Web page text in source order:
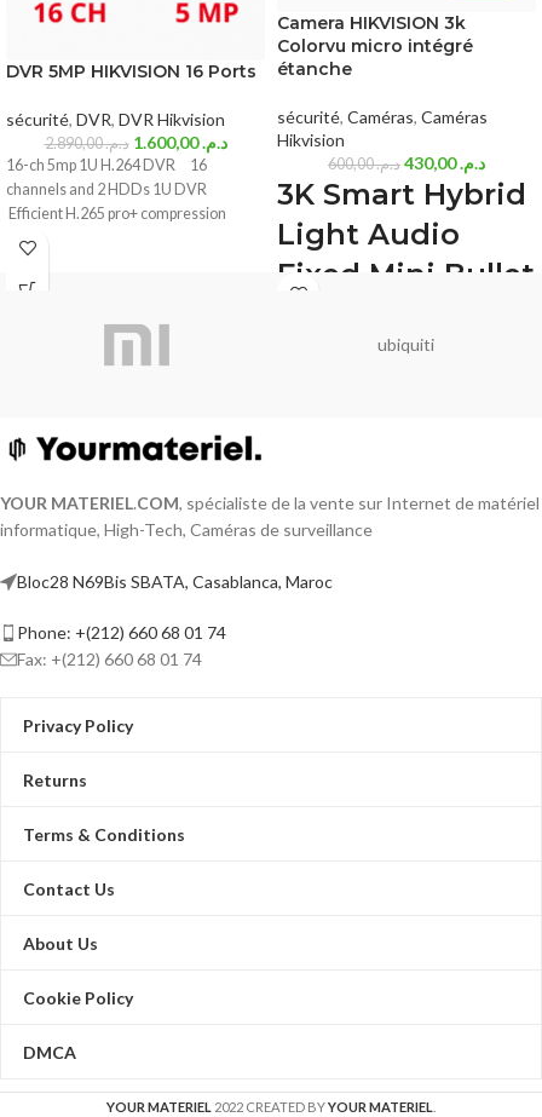
DVR 5MP HIKVISION 16 Ports
sécurité, DVR, DVR Hikvision
د.م.2.890,00 د.م.1.600,00
16-ch 5mp 1U H.264 DVR 16
channels and 2 HDDs 1U DVR
Efficient H.265 pro+ compression
Camera HIKVISION 3k
Colorvu micro intégré
étanche
sécurité, Caméras, Caméras
Hikvision
د.م.600,00 د.م.430,00
3K Smart Hybrid
Light Audio
Fixed Mini Bullet
2CE16K0T-
mm
Jusqu'à 30 m de distance IR pour des
Jusqu'à 20 m de distance en lumière
ubiquiti
YOUR MATERIEL.COM, spécialiste de la vente sur Internet de matériel
informatique, High-Tech, Caméras de surveillance
Bloc28 N69Bis SBATA, Casablanca, Maroc
Phone: +(212) 660 68 01 74
Fax: +(212) 660 68 01 74
Privacy Policy
Returns
Terms & Conditions
Contact Us
About Us
Cookie Policy
DMCA
YOUR MATERIEL 2022 CREATED BYYOUR MATERIEL